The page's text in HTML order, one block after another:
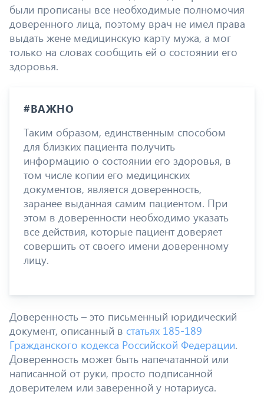
были прописаны все необходимые полномочия
доверенного лица, поэтому врач не имел права
выдать жене медицинскую карту мужа, а мог
только на словах сообщить ей о состоянии его
здоровья.
#ВАЖНО
Таким образом, единственным способом
для близких пациента получить
информацию о состоянии его здоровья, в
том числе копии его медицинских
документов, является доверенность,
заранее выданная самим пациентом. При
этом в доверенности необходимо указать
все действия, которые пациент доверяет
совершить от своего имени доверенному
лицу.
Доверенность – это письменный юридический
документ, описанный в статьях 185-189
Гражданского кодекса Российской Федерации.
Доверенность может быть напечатанной или
написанной от руки, просто подписанной
доверителем или заверенной у нотариуса.